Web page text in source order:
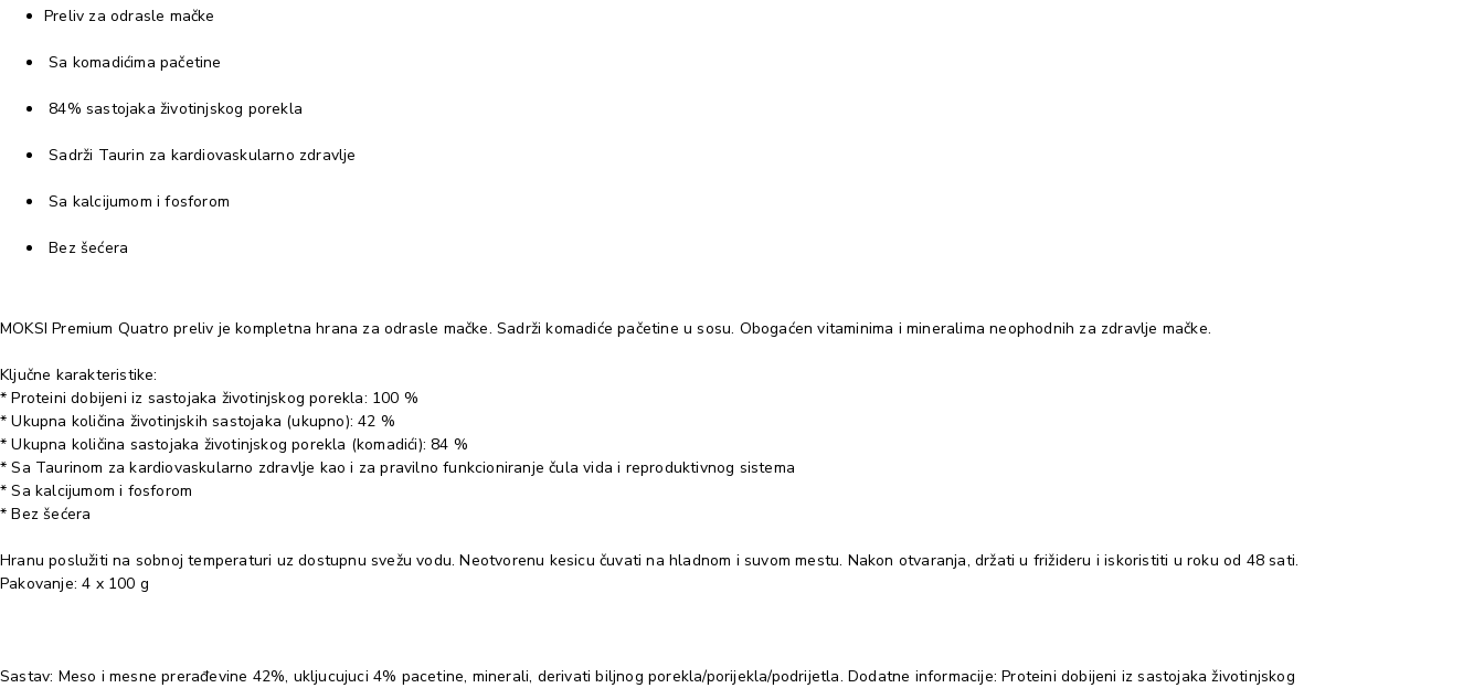
Preliv za odrasle mačke
Sa komadićima pačetine
84% sastojaka životinjskog porekla
Sadrži Taurin za kardiovaskularno zdravlje
Sa kalcijumom i fosforom
Bez šećera
MOKSI Premium Quatro preliv je kompletna hrana za odrasle mačke. Sadrži komadiće pačetine u sosu. Obogaćen vitaminima i mineralima neophodnih za zdravlje mačke.
Ključne karakteristike:
* Proteini dobijeni iz sastojaka životinjskog porekla: 100 %
* Ukupna količina životinjskih sastojaka (ukupno): 42 %
* Ukupna količina sastojaka životinjskog porekla (komadići): 84 %
* Sa Taurinom za kardiovaskularno zdravlje kao i za pravilno funkcioniranje čula vida i reproduktivnog sistema
* Sa kalcijumom i fosforom
* Bez šećera
Hranu poslužiti na sobnoj temperaturi uz dostupnu svežu vodu. Neotvorenu kesicu čuvati na hladnom i suvom mestu. Nakon otvaranja, držati u frižideru i iskoristiti u roku od 48 sati.
Pakovanje: 4 x 100 g
Sastav: Meso i mesne prerađevine 42%, ukljucujuci 4% pacetine, minerali, derivati biljnog porekla/porijekla/podrijetla. Dodatne informacije: Proteini dobijeni iz sastojaka životinjskog